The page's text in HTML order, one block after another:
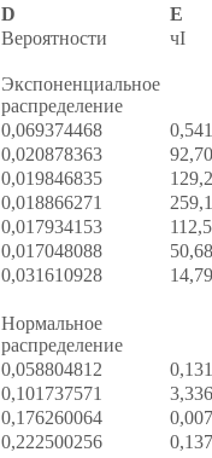
D
E
Вероятности чІ
Экспоненциальное
распределение
0,069374468
0,020878363
0,019846835
0,018866271
0,017934153
0,017048088
0,031610928
Нормальное
распределение
0,058804812
0,101737571
0,176260064
0,222500256